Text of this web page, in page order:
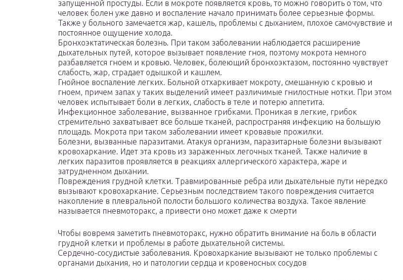
запущенной простуды. Если в мокроте появляется кровь, то можно говорить о том, что
человек болен уже давно и воспаление начало принимать более серьезные формы.
Также у больного замечается жар, кашель, проблемы с дыханием, плохое самочувствие и
постоянное ощущение холода.
Бронхоэктатическая болезнь. При таком заболевании наблюдается расширение
дыхательных путей, которое вызывает появление гноя, поэтому мокрота немного
разбавляется гноем и кровью. Человек, болеющий бронхоэктазом, постоянно чувствует
слабость, жар, страдает одышкой и кашлем.
Гнойное воспаление легких. Больной отхаркивает мокроту, смешанную с кровью и
гноем, причем запах у таких выделений имеет различимые гнилостные нотки. При этом
человек испытывает боли в легких, слабость в теле и потерю аппетита.
Инфекционное заболевание, вызванное грибками. Проникая в легкие, грибок
стремительно захватывает все больше тканей, распространяя инфекцию на большую
площадь. Мокрота при таком заболевании имеет кровавые прожилки.
Болезни, вызванные паразитами. Атакуя организм, паразитарные болезни вызывают
кровохаркание. Идет эта кровь из зараженных легочных тканей. Также наличие в
легких паразитов проявляется в реакциях аллергического характера, жаре и
затрудненном дыхании.
Повреждения грудной клетки. Травмированные ребра или дыхательные пути нередко
вызывают кровохаркание. Серьезным последствием такого повреждения считается
накопление в плевральной полости большого количества воздуха. Такое явление
называется пневмоторакс, а привести оно может даже к смерти
Чтобы вовремя заметить пневмоторакс, нужно обратить внимание на боль в области
грудной клетки и проблемы в работе дыхательной системы.
Сердечно-сосудистые заболевания. Кровохаркание вызывают не только проблемы с
органами дыхания, но и патологии сердца и кровеносных сосудов